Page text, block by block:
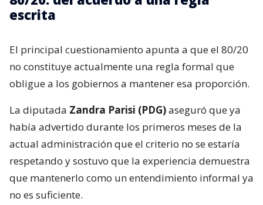
escrita
El principal cuestionamiento apunta a que el 80/20
no constituye actualmente una regla formal que
obligue a los gobiernos a mantener esa proporción.
La diputada Zandra Parisi (PDG)aseguró que ya
había advertido durante los primeros meses de la
actual administración que el criterio no se estaría
respetando y sostuvo que la experiencia demuestra
que mantenerlo como un entendimiento informal ya
no es suficiente.